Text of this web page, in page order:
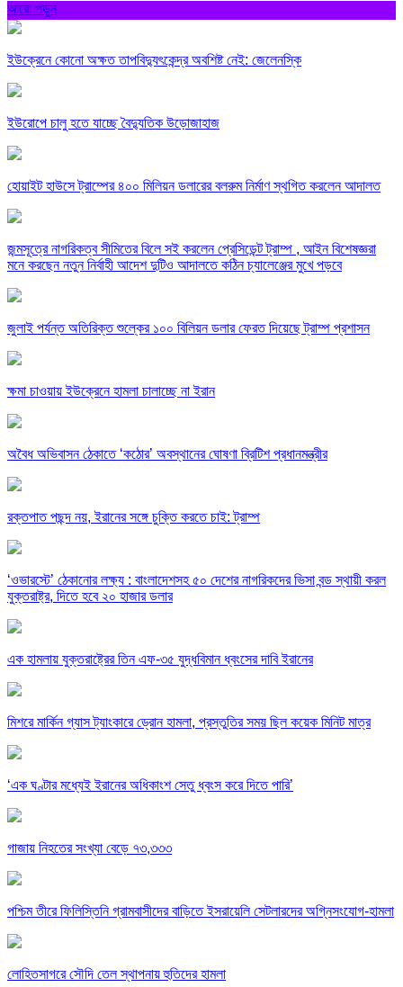
আরো পড়ুন
ইউক্রেনে কোনো অক্ষত তাপবিদ্যুৎকেন্দ্র অবশিষ্ট নেই: জেলেনস্কি
ইউরোপে চালু হতে যাচ্ছে বৈদ্যুতিক উড়োজাহাজ
হোয়াইট হাউসে ট্রাম্পের ৪০০ মিলিয়ন ডলারের বলরুম নির্মাণ স্থগিত করলেন আদালত
জন্মসূত্রে নাগরিকত্ব সীমিতের বিলে সই করলেন প্রেসিডেন্ট ট্রাম্প , আইন বিশেষজ্ঞরা
মনে করছেন নতুন নির্বাহী আদেশ দুটিও আদালতে কঠিন চ্যালেঞ্জের মুখে পড়বে
জুলাই পর্যন্ত অতিরিক্ত শুল্কের ১০০ বিলিয়ন ডলার ফেরত দিয়েছে ট্রাম্প প্রশাসন
ক্ষমা চাওয়ায় ইউক্রেনে হামলা চালাচ্ছে না ইরান
অবৈধ অভিবাসন ঠেকাতে ‘কঠোর’ অবস্থানের ঘোষণা ব্রিটিশ প্রধানমন্ত্রীর
রক্তপাত পছন্দ নয়, ইরানের সঙ্গে চুক্তি করতে চাই: ট্রাম্প
‘ওভারস্টে’ ঠেকানোর লক্ষ্য : বাংলাদেশসহ ৫০ দেশের নাগরিকদের ভিসা বন্ড স্থায়ী করল
যুক্তরাষ্ট্র, দিতে হবে ২০ হাজার ডলার
এক হামলায় যুক্তরাষ্ট্রের তিন এফ-৩৫ যুদ্ধবিমান ধ্বংসের দাবি ইরানের
মিশরে মার্কিন গ্যাস ট্যাংকারে ড্রোন হামলা, প্রস্তুতির সময় ছিল কয়েক মিনিট মাত্র
‘এক ঘণ্টার মধ্যেই ইরানের অধিকাংশ সেতু ধ্বংস করে দিতে পারি’
গাজায় নিহতের সংখ্যা বেড়ে ৭৩,৩৩৩
পশ্চিম তীরে ফিলিস্তিনি গ্রামবাসীদের বাড়িতে ইসরায়েলি সেটলারদের অগ্নিসংযোগ-হামলা
লোহিতসাগরে সৌদি তেল স্থাপনায় হুতিদের হামলা